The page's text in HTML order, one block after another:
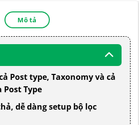
Mô tả
Post type, Taxonomy và cả
Post Type
dễ dàng setup bộ lọc